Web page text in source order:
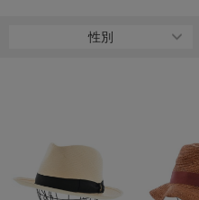
性別